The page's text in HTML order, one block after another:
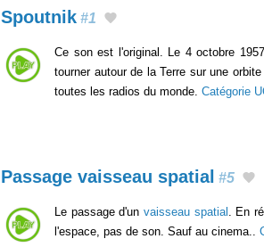
Spoutnik #1
Ce son est l'original. Le 4 octobre
tourner autour de la Terre sur une
toutes les radios du monde. Catégorie
Passage vaisseau spatial #5
Le passage d'un vaisseau spatial . En
l'espace, pas de son. Sauf au cinema..